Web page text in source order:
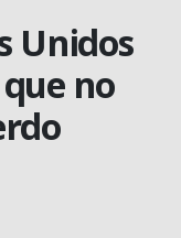
Unidos
no